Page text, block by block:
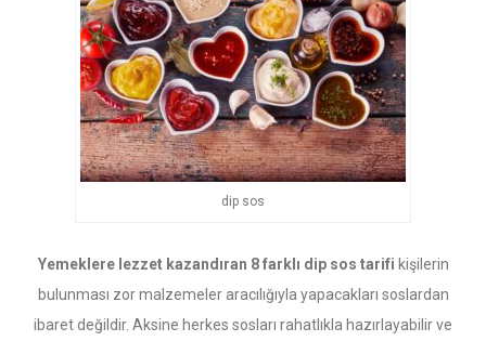
dip sos
Yemeklere lezzet kazandıran 8 farklı dip sos tarifi kişilerin
bulunması zor malzemeler aracılığıyla yapacakları soslardan
ibaret değildir. Aksine herkes sosları rahatlıkla hazırlayabilir ve